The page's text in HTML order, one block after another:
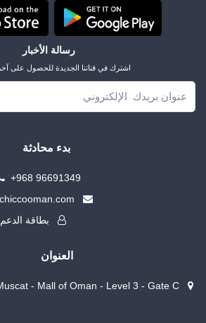
رسالة الأخبار
اشترك في قناتنا الجديدة للحصول على
بدء محادثة
+968 96691349
بطاقة الدعم
العنوان